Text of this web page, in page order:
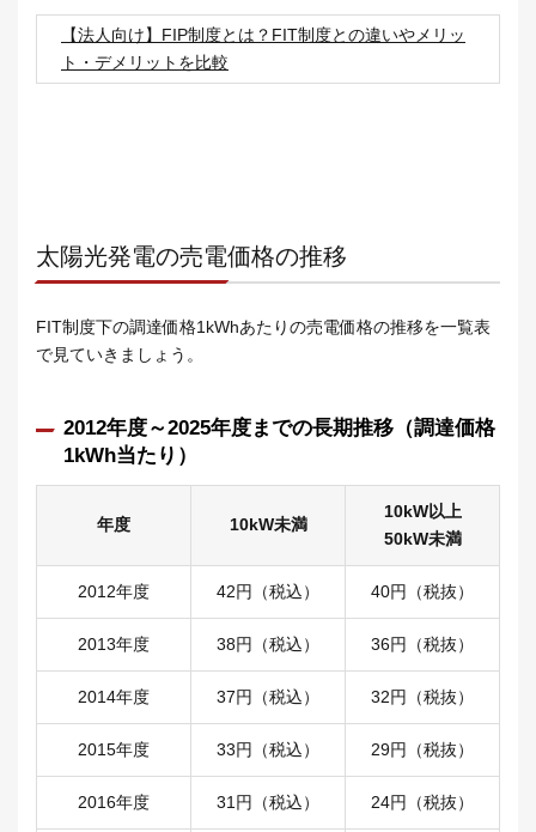
【法人向け】FIP制度とは？FIT制度との違いやメリッ
ト・デメリットを比較
太陽光発電の売電価格の推移
FIT制度下の調達価格1kWhあたりの売電価格の推移を一覧表
で見ていきましょう。
2012年度～2025年度までの長期推移（調達価格
1kWh当たり）
年度 10kW未満
10kW以上
50kW未満
2012年度 42円（税込） 40円（税抜）
2013年度 38円（税込） 36円（税抜）
2014年度 37円（税込） 32円（税抜）
2015年度 33円（税込） 29円（税抜）
2016年度 31円（税込） 24円（税抜）